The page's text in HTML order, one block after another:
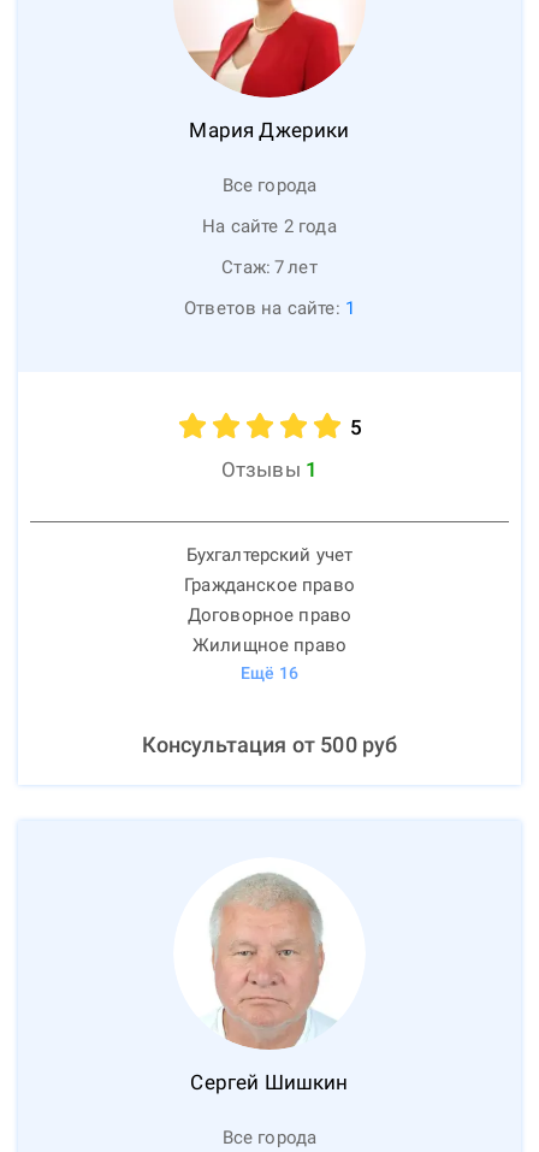
Мария Джерики
Все города
На сайте 2 года
Стаж: 7лет
Ответов на сайте: 1
5
Отзывы 1
Бухгалтерский учет
Гражданское право
Договорное право
Жилищное право
Ещё 16
Консультация от 500руб
Сергей Шишкин
Все города